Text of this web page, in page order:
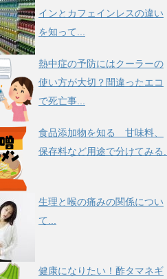
インとカフェインレスの違い
を知って...
熱中症の予防にはクーラーの
使い方が大切？間違ったエコ
で死亡事...
食品添加物を知る 甘味料、
保存料など用途で分けてみる...
生理と喉の痛みの関係につい
て...
健康になりたい！酢タマネギ